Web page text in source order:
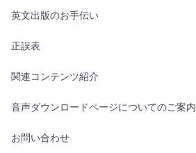
英文出版のお手伝い
正誤表
関連コンテンツ紹介
音声ダウンロードページについてのご案内
お問い合わせ